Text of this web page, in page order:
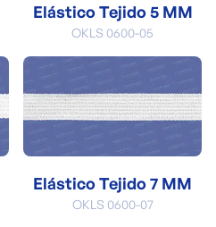
Elástico Tejido 5 MM
OKLS 0600-05
Elástico Tejido 7 MM
OKLS 0600-07